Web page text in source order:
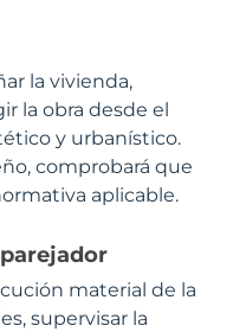
la vivienda,
la obra desde el
y urbanístico.
comprobará que
aplicable.
material de la
supervisar la